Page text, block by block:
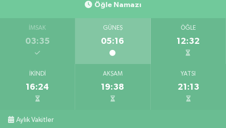
Öğle Namazı
İMSAK
03:35
GÜNEŞ
05:16
ÖĞLE
12:32
İKINDI
16:24
AKŞAM
19:38
YATSI
21:13
Aylık Vakitler